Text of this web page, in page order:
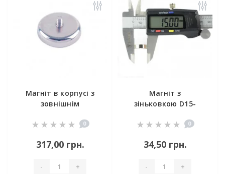
Магніт в корпусі з
зовнішнім
0
317,00 грн.
- +
Магніт з
зіньковкою D15-
0
34,50 грн.
- +